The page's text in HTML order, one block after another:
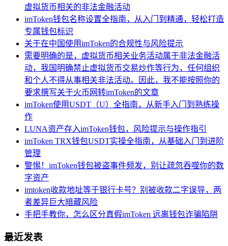
虚拟货币相关的非法金融活动
imToken钱包名称设置全指南，从入门到精通，轻松打造
专属钱包标识
关于在中国使用imToken的合规性与风险提示
需要明确的是，虚拟货币相关业务活动属于非法金融活
动，我国明确禁止虚拟货币交易炒作等行为，任何组织
和个人不得从事相关非法活动。因此，我不能按照你的
要求撰写关于火币网转imToken的文章
imToken使用USDT（U）全指南，从新手入门到熟练操
作
LUNA资产存入imToken钱包，风险提示与操作指引
imToken TRX钱包USDT实操全指南，从基础入门到进阶
管理
警惕！imToken钱包被盗事件频发，别让疏忽吞噬你的数
字资产
imtoken收款地址等于银行卡号？别被收款二字误导，两
者差异巨大暗藏风险
手把手教你，怎么区分真假imToken 远离钱包诈骗陷阱
最近发表